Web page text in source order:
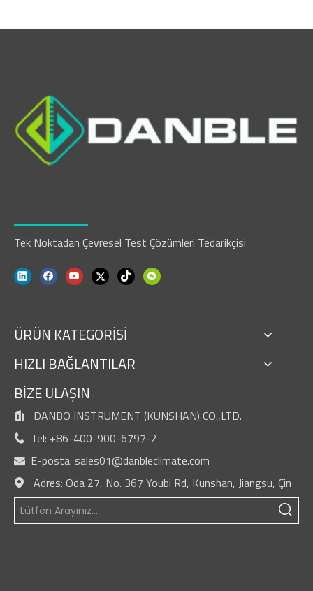
Tek Noktadan Çevresel Test Çözümleri Tedarikçisi
ÜRÜN KATEGORİSİ
HIZLI BAĞLANTILAR
BİZE ULAŞIN
 DANBO INSTRUMENT (KUNSHAN) CO.,LTD.
 Tel: +86-400-900-6797-2
 E-posta: sales01@danbleclimate.com
 Adres: Oda 27, No. 367 Youbi Rd, Kunshan, Jiangsu, Çin